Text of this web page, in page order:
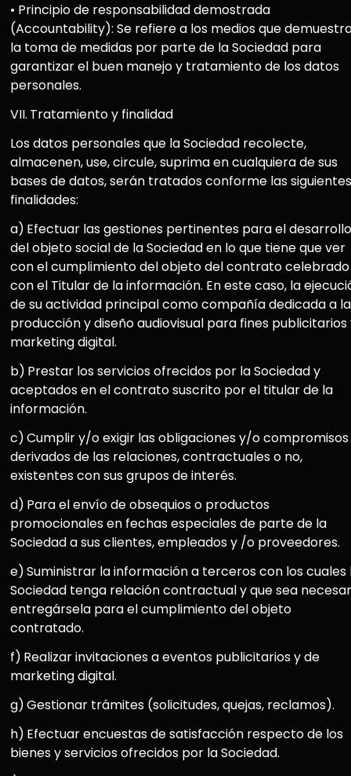
• Principio de responsabilidad demostrada
(Accountability): Se refiere a los medios que
la toma de medidas por parte de la Sociedad para
garantizar el buen manejo y tratamiento de los datos
personales.
VII. Tratamiento y finalidad
Los datos personales que la Sociedad recolecte,
almacenen, use, circule, suprima en cualquiera de sus
bases de datos, serán tratados conforme las siguientes
finalidades:
a) Efectuar las gestiones pertinentes para el desarrollo
del objeto social de la Sociedad en lo que tiene que ver
con el cumplimiento del objeto del contrato celebrado
con el Titular de la información. En este caso, la
de su actividad principal como compañía dedicada a la
producción y diseño audiovisual para fines publicitarios
marketing digital.
b) Prestar los servicios ofrecidos por la Sociedad y
aceptados en el contrato suscrito por el titular de la
información.
c)Cumplir y/o exigir las obligaciones y/o compromisos
derivados de las relaciones, contractuales o no,
existentes con sus grupos de interés.
d) Para el envío de obsequios o productos
promocionales en fechas especiales de parte de la
Sociedad a sus clientes, empleados y /o proveedores.
e)Suministrar la información a terceros con los cuales
Sociedad tenga relación contractual y que sea
entregársela para el cumplimiento del objeto
contratado.
f) Realizar invitaciones a eventos publicitarios y de
marketing digital.
g)Gestionar trámites (solicitudes, quejas, reclamos).
h) Efectuar encuestas de satisfacción respecto de los
bienes y servicios ofrecidos por la Sociedad.